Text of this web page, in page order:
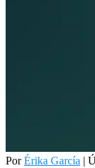
PorÉrika García |